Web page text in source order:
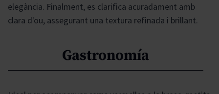
elegància. Finalment, es clarifica acuradament amb
clara d'ou, assegurant una textura refinada i brillant.
Gastronomía